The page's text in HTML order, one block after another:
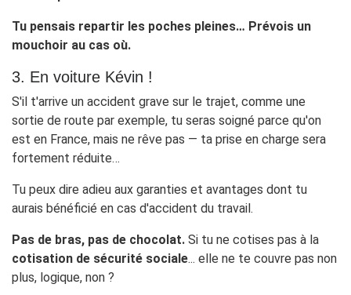
Tu pensais repartir les poches pleines… Prévois un
mouchoir au cas où.
3. En voiture Kévin !
S'il t'arrive un accident grave sur le trajet, comme une
sortie de route par exemple, tu seras soigné parce qu'on
est en France, mais ne rêve pas — ta prise en charge sera
fortement réduite…
Tu peux dire adieu aux garanties et avantages dont tu
aurais bénéficié en cas d'accident du travail.
Pas de bras, pas de chocolat. Si tu ne cotises pas à la
cotisation de sécurité sociale... elle ne te couvre pas non
plus, logique, non ?